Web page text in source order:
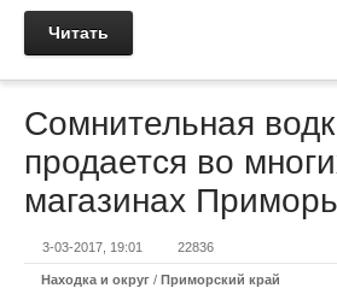
Читать
Сомнительная
продается во
магазинах
3-03-2017, 19:01 22836
Находка и округ / Приморский край